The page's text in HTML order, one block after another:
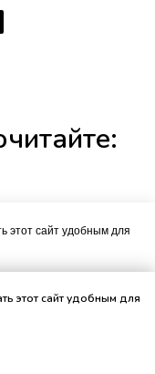
этот сайт удобным для
этот сайт удобным для